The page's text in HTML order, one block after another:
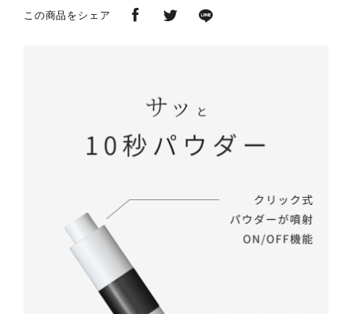
この商品をシェア